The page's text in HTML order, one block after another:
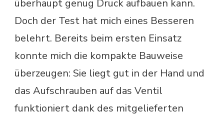
überhaupt genug Druck aufbauen kann.
Doch der Test hat mich eines Besseren
belehrt. Bereits beim ersten Einsatz
konnte mich die kompakte Bauweise
überzeugen: Sie liegt gut in der Hand und
das Aufschrauben auf das Ventil
funktioniert dank des mitgelieferten